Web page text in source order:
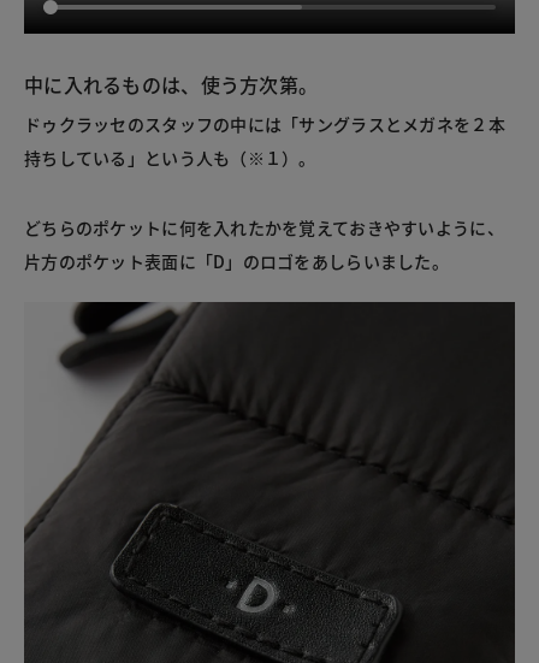
中に入れるものは、使う方次第。
ドゥクラッセのスタッフの中には「サングラスとメガネを２本
持ちしている」という人も（※１）。
どちらのポケットに何を入れたかを覚えておきやすいように、
片方のポケット表面に「D」のロゴをあしらいました。